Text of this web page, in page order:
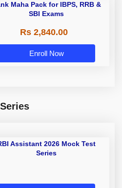
Maha Pack for IBPS, RRB &
SBI Exams
Rs 2,840.00
Enroll Now
Assistant 2026 Mock Test
Series